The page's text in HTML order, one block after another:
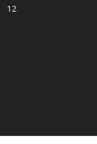
12